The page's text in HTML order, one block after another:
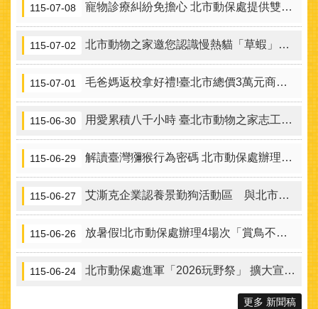
115-07-08 寵物診療糾紛免擔心 北市動保處提供雙方溝通協調平臺
115-07-02 北市動物之家邀您認識慢熱貓「草蝦」，給等待已久的牠一個機會
115-07-01 毛爸媽返校拿好禮!臺北市總價3萬元商品禮卷及寵物外出大禮包等您來拿!
115-06-30 用愛累積八千小時 臺北市動物之家志工榮獲國家志願服務獎肯定
115-06-29 解讀臺灣獼猴行為密碼 北市動保處辦理保育宣導活動！
115-06-27 艾澌克企業認養景勤狗活動區 與北市府攜手打造動物友善空間
115-06-26 放暑假!北市動保處辦理4場次「賞鳥不餵鳥」戶外親子活動
115-06-24 北市動保處進軍「2026玩野祭」 擴大宣傳本市街貓TCCP絕育方案
更多 新聞稿